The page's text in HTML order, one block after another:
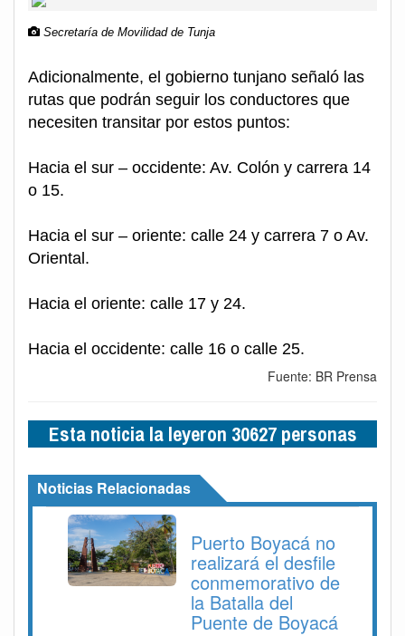
Secretaría de Movilidad de Tunja
Adicionalmente, el gobierno tunjano señaló las
rutas que podrán seguir los conductores que
necesiten transitar por estos puntos:
Hacia el sur – occidente: Av. Colón y carrera 14
o 15.
Hacia el sur – oriente: calle 24 y carrera 7 o Av.
Oriental.
Hacia el oriente: calle 17 y 24.
Hacia el occidente: calle 16 o calle 25.
Fuente: BR Prensa
Esta noticia la leyeron 30627 personas
Noticias Relacionadas
Puerto Boyacá no
realizará el desfile
conmemorativo de
la Batalla del
Puente de Boyacá